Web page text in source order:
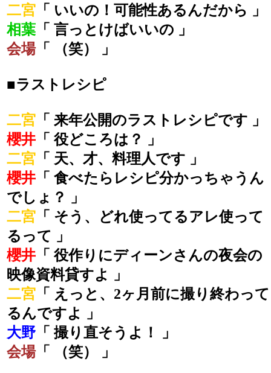
二宮 「 いいの！可能性あるんだから 」
相葉 「 言っとけばいいの 」
会場「 （笑） 」
■ラストレシピ
二宮 「 来年公開のラストレシピです 」
櫻井 「 役どころは？ 」
二宮 「 天、才、料理人です 」
櫻井 「 食べたらレシピ分かっちゃうん
でしょ？ 」
二宮 「 そう、どれ使ってるアレ使って
るって 」
櫻井 「 役作りにディーンさんの夜会の
映像資料貸すよ 」
二宮 「 えっと、2ヶ月前に撮り終わって
るんですよ 」
大野 「 撮り直そうよ！ 」
会場「 （笑） 」